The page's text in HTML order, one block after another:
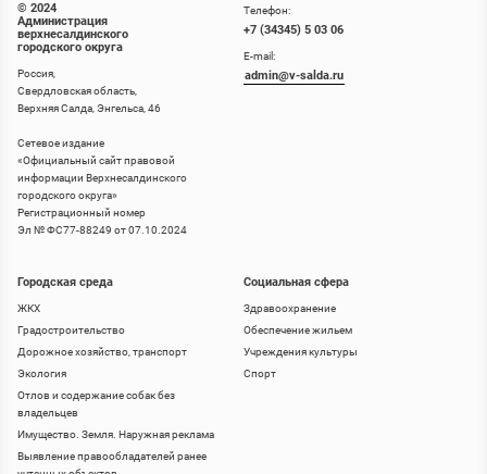
© 2024
Администрация
верхнесалдинского
городского округа
Россия,
Свердловская область,
Верхняя Салда, Энгельса, 46
Сетевое издание
«Официальный сайт правовой
информации Верхнесалдинского
городского округа»
Регистрационный номер
Эл № ФС77-88249 от 07.10.2024
Городская среда
ЖКХ
Градостроительство
Дорожное хозяйство, транспорт
Экология
Отлов и содержание собак без
владельцев
Имущество. Земля. Наружная реклама
Выявление правообладателей ранее
Социальная сфера
Здравоохранение
Обеспечение жильем
Учреждения культуры
Спорт
Телефон:
+7 (34345) 5 03 06
E-mail:
admin@v-salda.ru